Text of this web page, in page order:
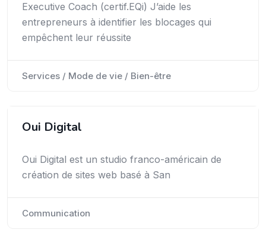
Executive Coach (certif.EQi) J’aide les
entrepreneurs à identifier les blocages qui
empêchent leur réussite
Services / Mode de vie / Bien-être
Oui Digital
Oui Digital est un studio franco-américain de
création de sites web basé à San
Communication